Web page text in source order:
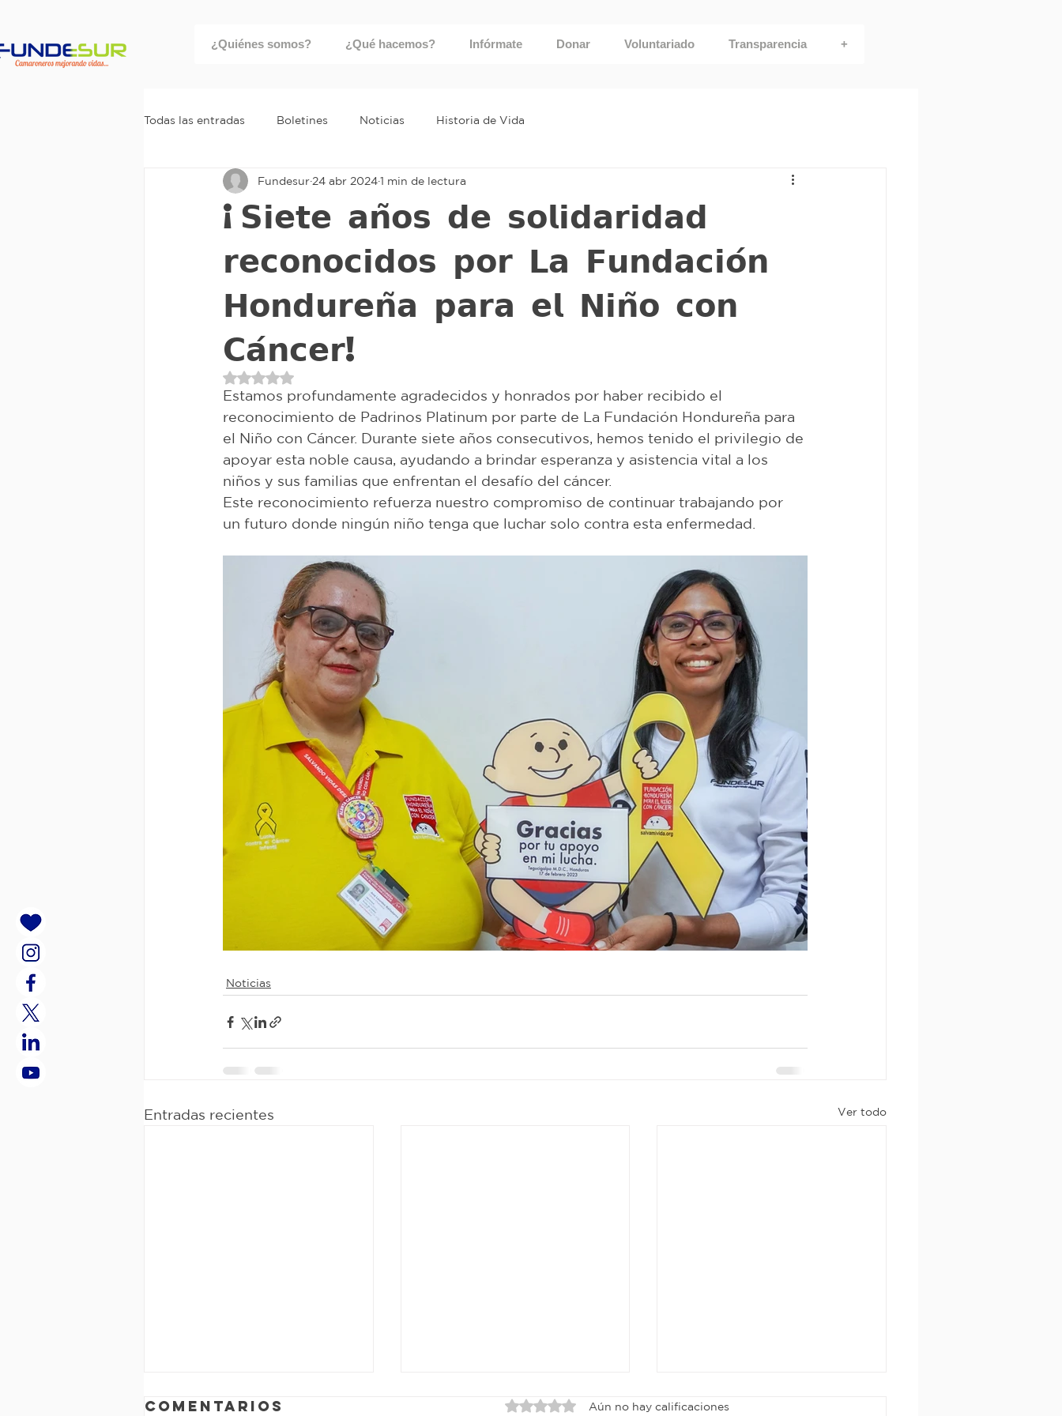
¿Quiénes somos? ¿Qué hacemos? Infórmate Donar Voluntariado Transparencia +
Todas las entradas Boletines Noticias Historia de Vida
¡𝗦𝗶𝗲𝘁𝗲 𝗮𝗻̃𝗼𝘀 𝗱𝗲 𝘀𝗼𝗹𝗶𝗱𝗮𝗿𝗶𝗱𝗮𝗱
𝗿𝗲𝗰𝗼𝗻𝗼𝗰𝗶𝗱𝗼𝘀 𝗽𝗼𝗿 𝗟𝗮 𝗙𝘂𝗻𝗱𝗮𝗰𝗶𝗼́𝗻
𝗛𝗼𝗻𝗱𝘂𝗿𝗲𝗻̃𝗮 𝗽𝗮𝗿𝗮 𝗲𝗹 𝗡𝗶𝗻̃𝗼 𝗰𝗼𝗻
𝗖𝗮́𝗻𝗰𝗲𝗿!
Fundesur 24 abr 20241 min de lectura
Obtuvo NaN de 5 estrellas.
Estamos profundamente agradecidos y honrados por haber recibido el
reconocimiento de Padrinos Platinum por parte de La Fundación Hondureña para
el Niño con Cáncer. Durante siete años consecutivos, hemos tenido el privilegio de
apoyar esta noble causa, ayudando a brindar esperanza y asistencia vital a los
niños y sus familias que enfrentan el desafío del cáncer.
Este reconocimiento refuerza nuestro compromiso de continuar trabajando por
un futuro donde ningún niño tenga que luchar solo contra esta enfermedad.
Noticias
Entradas recientes Ver todo
Comentarios Obtuvo 0 de 5 estrellas.
Aún no hay calificaciones